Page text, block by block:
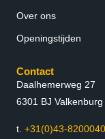
Over ons
Openingstijden
Contact
Daalhemerweg 27
6301 BJ
t. +31(0)43-8200040